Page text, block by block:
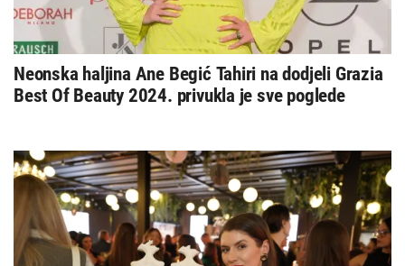
Neonska haljina Ane Begić Tahiri na dodjeli Grazia
Best Of Beauty 2024. privukla je sve poglede